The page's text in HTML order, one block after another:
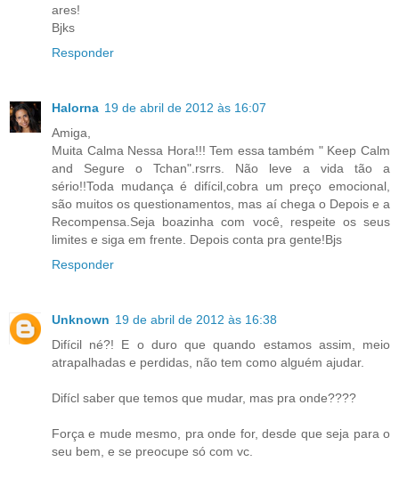
ares!
Bjks
Responder
Halorna 19 de abril de 2012 às 16:07
Amiga,
Muita Calma Nessa Hora!!! Tem essa também " Keep Calm
and Segure o Tchan".rsrrs. Não leve a vida tão a
sério!!Toda mudança é difícil,cobra um preço emocional,
são muitos os questionamentos, mas aí chega o Depois e a
Recompensa.Seja boazinha com você, respeite os seus
limites e siga em frente. Depois conta pra gente!Bjs
Responder
Unknown 19 de abril de 2012 às 16:38
Difícil né?! E o duro que quando estamos assim, meio
atrapalhadas e perdidas, não tem como alguém ajudar.
Difícl saber que temos que mudar, mas pra onde????
Força e mude mesmo, pra onde for, desde que seja para o
seu bem, e se preocupe só com vc.